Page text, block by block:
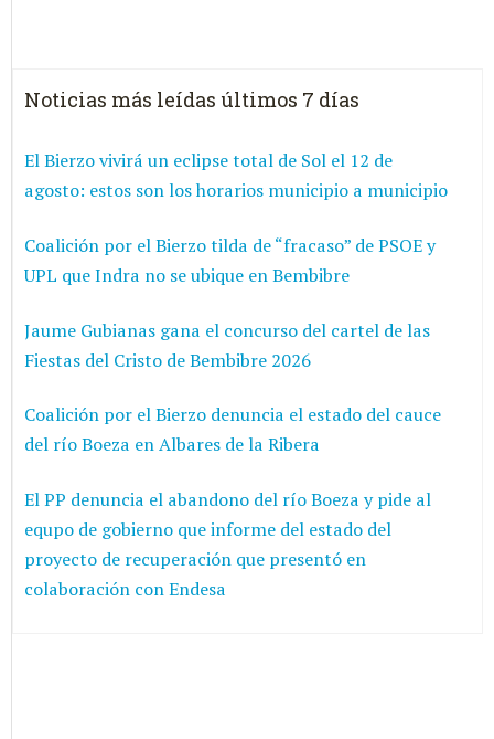
Noticias más leídas últimos 7 días
El Bierzo vivirá un eclipse total de Sol el 12 de
agosto: estos son los horarios municipio a municipio
Coalición por el Bierzo tilda de “fracaso” de PSOE y
UPL que Indra no se ubique en Bembibre
Jaume Gubianas gana el concurso del cartel de las
Fiestas del Cristo de Bembibre 2026
Coalición por el Bierzo denuncia el estado del cauce
del río Boeza en Albares de la Ribera
El PP denuncia el abandono del río Boeza y pide al
equpo de gobierno que informe del estado del
proyecto de recuperación que presentó en
colaboración con Endesa